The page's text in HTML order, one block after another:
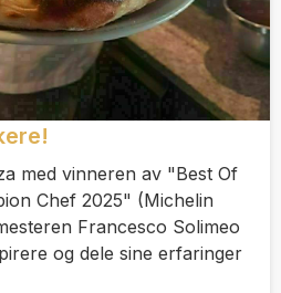
med vinneren av "Best Of
Chef 2025" (Michelin
Francesco Solimeo
og dele sine erfaringer